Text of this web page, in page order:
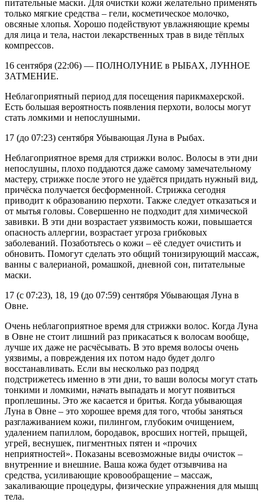
питательные маски. Для очистки кожи желательно применять
только мягкие средства – гели, косметическое молочко,
овсяные хлопья. Хорошо подействуют увлажняющие кремы
для лица и тела, настои лекарственных трав в виде тёплых
компрессов.
16 сентября (22:06) — ПОЛНОЛУНИЕ в РЫБАХ, ЛУННОЕ
ЗАТМЕНИЕ.
Неблагоприятный период для посещения парикмахерской.
Есть большая вероятность появления перхоти, волосы могут
стать ломкими и непослушными.
17 (до 07:23) сентября Убывающая Луна в Рыбах.
Неблагоприятное время для стрижки волос. Волосы в эти дни
непослушны, плохо поддаются даже самому замечательному
мастеру, стрижке после этого не удаётся придать нужный вид,
причёска получается бесформенной. Стрижка сегодня
приводит к образованию перхоти. Также следует отказаться и
от мытья головы. Совершенно не подходит для химической
завивки. В эти дни возрастает уязвимость кожи, повышается
опасность аллергии, возрастает угроза грибковых
заболеваний. Позаботьтесь о кожи – её следует очистить и
обновить. Помогут сделать это общий тонизирующий массаж,
ванны с валерианой, ромашкой, дневной сон, питательные
маски.
17 (с 07:23), 18, 19 (до 07:59) сентября Убывающая Луна в
Овне.
Очень неблагоприятное время для стрижки волос. Когда Луна
в Овне не стоит лишний раз прикасаться к волосам вообще,
лучше их даже не расчёсывать. В это время волосы очень
уязвимы, а повреждения их потом надо будет долго
восстанавливать. Если вы несколько раз подряд
подстрижетесь именно в эти дни, то ваши волосы могут стать
тонкими и ломкими, начать выпадать и могут появиться
проплешины. Это же касается и бритья. Когда убывающая
Луна в Овне – это хорошее время для того, чтобы заняться
разглаживанием кожи, пилингом, глубоким очищением,
удалением папиллом, бородавок, вросших ногтей, прыщей,
угрей, веснушек, пигментных пятен и «прочих
неприятностей». Показаны всевозможные виды очисток –
внутренние и внешние. Ваша кожа будет отзывчива на
средства, усиливающие кровообращение – массаж,
закаливающие процедуры, физические упражнения для мышц
тела.